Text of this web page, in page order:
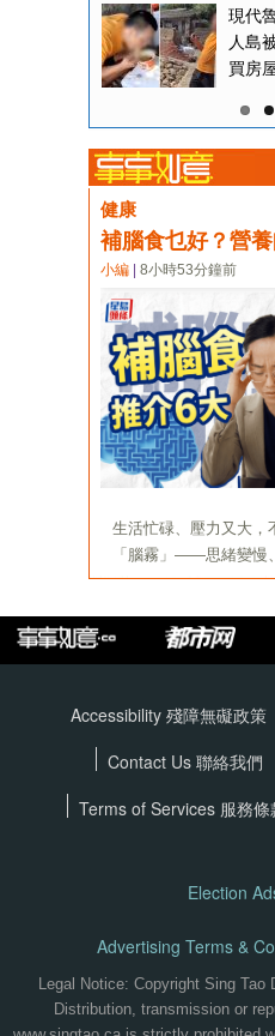
Accessibility 殘障無礙政策
Contact Us 聯絡我們
Terms of Services 服務條
Election
Advertising Terms &
Legal Notice: Copyright Sing
Distribution, transmission or